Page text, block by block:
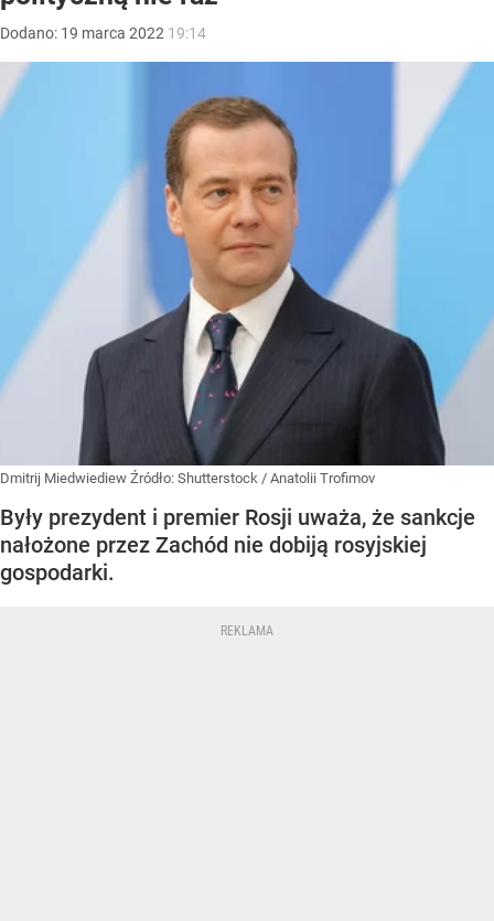
Dodano: 19 marca 2022 19:14
Dmitrij Miedwiediew Źródło: Shutterstock / Anatolii Trofimov
Były prezydent i premier Rosji uważa, że sankcje
nałożone przez Zachód nie dobiją rosyjskiej
gospodarki.